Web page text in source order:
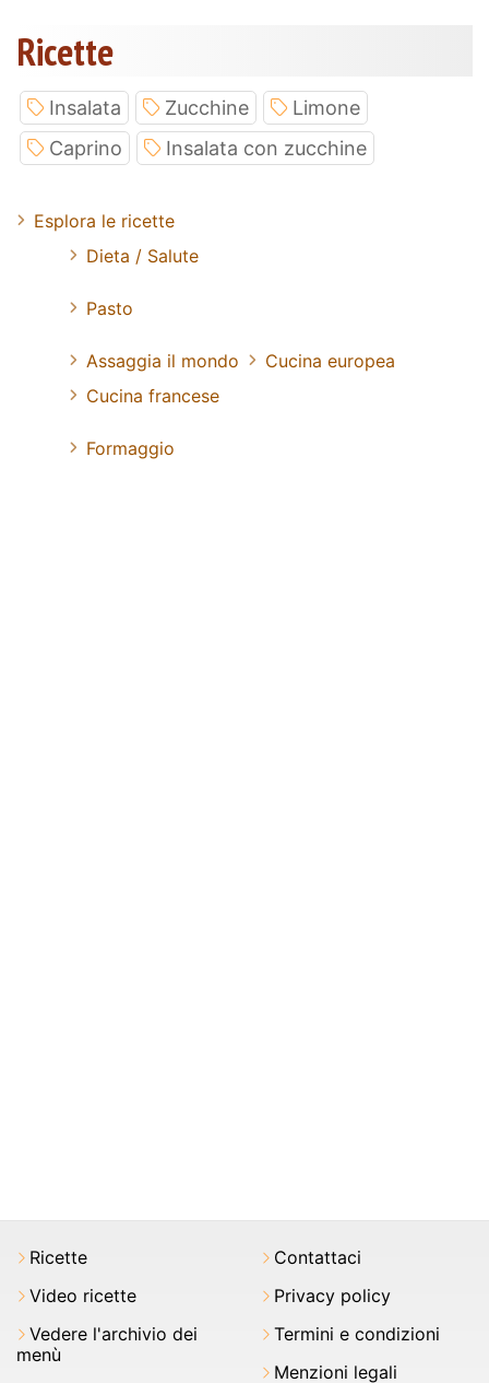
Ricette
Insalata Zucchine
Limone
Caprino
Insalata con zucchine
Esplora le ricette
Dieta / Salute
Pasto
Assaggia il mondo
Cucina europea
Cucina francese
Formaggio
Ricette
Video ricette
Vedere l'archivio dei
menù
Contattaci
Privacy policy
Termini e condizioni
Menzioni legali